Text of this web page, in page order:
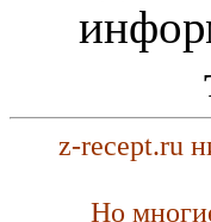
z-recept.ru
Но